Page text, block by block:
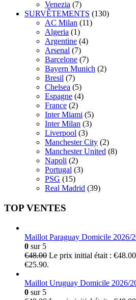
Venezia (7)
SURVÊTEMENTS (130)
AC Milan (11)
Algeria (1)
Argentine (4)
Arsenal (7)
Barcelone (7)
Bayern Munich (2)
Bresil (7)
Chelsea (5)
Espagne (4)
France (2)
Inter Miami (5)
Inter Milan (3)
Liverpool (3)
Manchester City (2)
Manchester United (8)
Napoli (2)
Portugal (3)
PSG (15)
Real Madrid (39)
TOP VENTES
Maillot Paraguay Domicile 2026/
0 sur 5
€48.00 Le prix initial était :
€25.90.
Maillot Uruguay Domicile 2026/
0 sur 5